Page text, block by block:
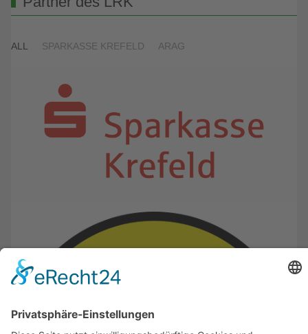
ALL SPARKASSE KREFELD ARAG